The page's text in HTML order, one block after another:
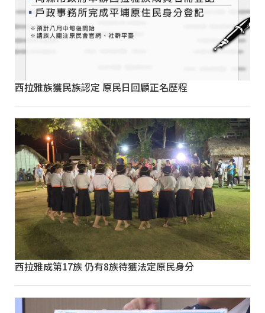
西拉雅族獲民族認定 原民日回顧正名歷程
西拉雅成第17族 仍有8族待獲法定原民身分